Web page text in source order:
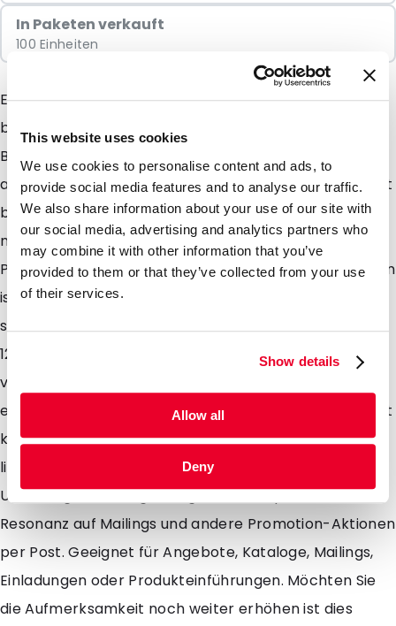
This website uses cookies
We use cookies to personalise content and ads, to
provide social media features and to analyse our traffic.
We also share information about your use of our site with
our social media, advertising and analytics partners who
may combine it with other information that you’ve
provided to them or that they’ve collected from your use
of their services.
Show details
Allow all
Deny
In Paketen verkauft
100 Einheiten
Eine besondere Gelegenheit fragt um einen
besonderen Briefumschlag. Diese auffallenden
Briefumschläge sorgen dafür das Ihre Sendung immer
als erstes auffällt (als erstes geöffnet wird). Der Inhalt
bekommt gleich eine attraktive Ausstrahlung. Ob es
nun ein Direct-Mailing, eine Einladung, eine
Produkteinführung oder eine andere Promotion-Aktion
ist. Ihr Inhalt bekommt immer die Aufmerksamkeit die
sie verdient. Die glänzend gefärbten Umschläge von
123briefumschlag sind von Topqualität. Diese sind
versehen mit Klappe mit Klebestreifen der durch
einen Schutzstreifen geschützt wird, dadurch entsteht
kein Problem beim zukleben. Standard aus Vorrat
lieferbar: silber, gold und perlmutt Der glänzende
Umschlag ist extra gefertigt für eine optimale
Resonanz auf Mailings und andere Promotion-Aktionen
per Post. Geeignet für Angebote, Kataloge, Mailings,
Einladungen oder Produkteinführungen. Möchten Sie
die Aufmerksamkeit noch weiter erhöhen ist dies